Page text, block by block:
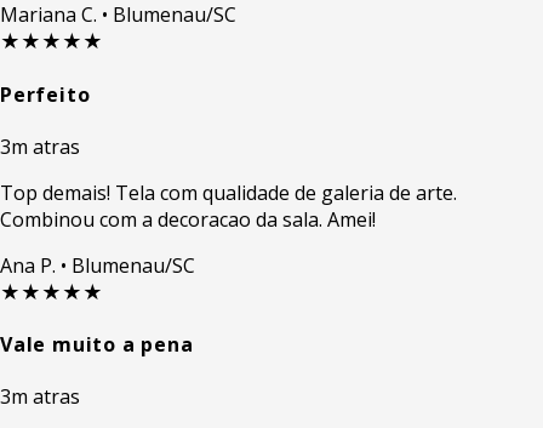
Mariana C. • Blumenau/SC
★★★★★
Perfeito
3m atras
Top demais! Tela com qualidade de galeria de arte.
Combinou com a decoracao da sala. Amei!
Ana P. • Blumenau/SC
★★★★★
Vale muito a pena
3m atras